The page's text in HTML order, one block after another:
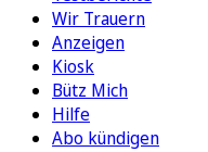
Wir Trauern
Anzeigen
Kiosk
Bütz Mich
Hilfe
Abo kündigen